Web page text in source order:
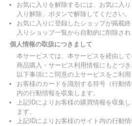
お気に入りを解除するには、お気に入
入り解除」ボタンで解除してください。
お気に入りに登録したショップが掲載
入りショップ一覧から自動的に削除され
個人情報の取扱につきまして
本サービスでは、本サービスを経由し
商品購入・サービス利用情報にもとづき
以下事項にご同意の上サービスをご利用
お客様のカードを識別する符号（行動
内の行動情報を収集します。
上記IDによりお客様の購買情報を収集
ます。
上記IDによりお客様のサイト内の行動